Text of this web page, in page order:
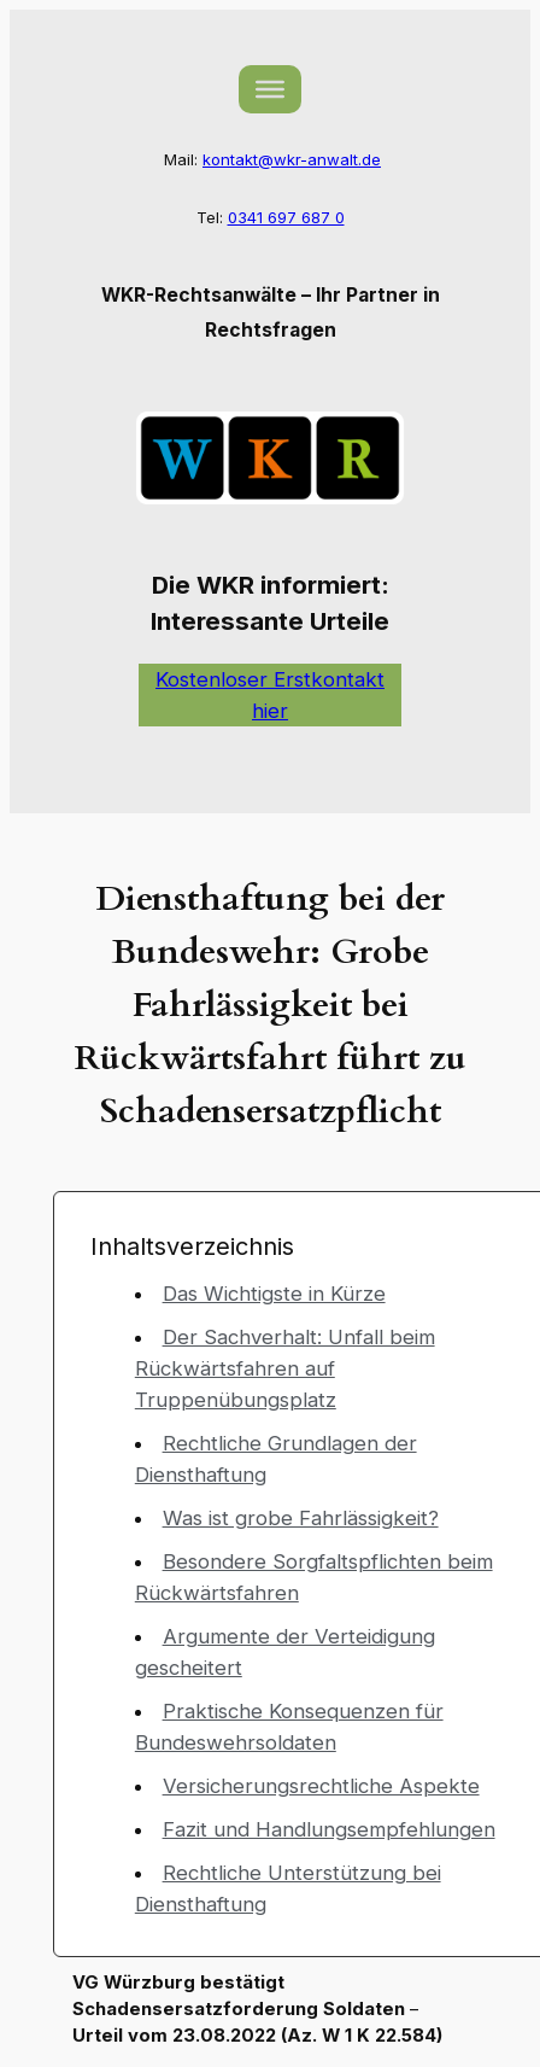
Mail: kontakt@wkr-anwalt.de
Tel: 0341 697 687 0
WKR-Rechtsanwälte – Ihr Partner in
Rechtsfragen
Die WKR informiert:
Interessante Urteile
Kostenloser Erstkontakt
hier
Diensthaftung bei der
Bundeswehr: Grobe
Fahrlässigkeit bei
Rückwärtsfahrt führt zu
Schadensersatzpflicht
Inhaltsverzeichnis
Das Wichtigste in Kürze
Der Sachverhalt: Unfall beim
Rückwärtsfahren auf
Truppenübungsplatz
Rechtliche Grundlagen der
Diensthaftung
Was ist grobe Fahrlässigkeit?
Besondere Sorgfaltspflichten beim
Rückwärtsfahren
Argumente der Verteidigung
gescheitert
Praktische Konsequenzen für
Bundeswehrsoldaten
Versicherungsrechtliche Aspekte
Fazit und Handlungsempfehlungen
Rechtliche Unterstützung bei
Diensthaftung
VG Würzburg bestätigt
Schadensersatzforderung Soldaten–
Urteil vom 23.08.2022 (Az. W 1 K 22.584)